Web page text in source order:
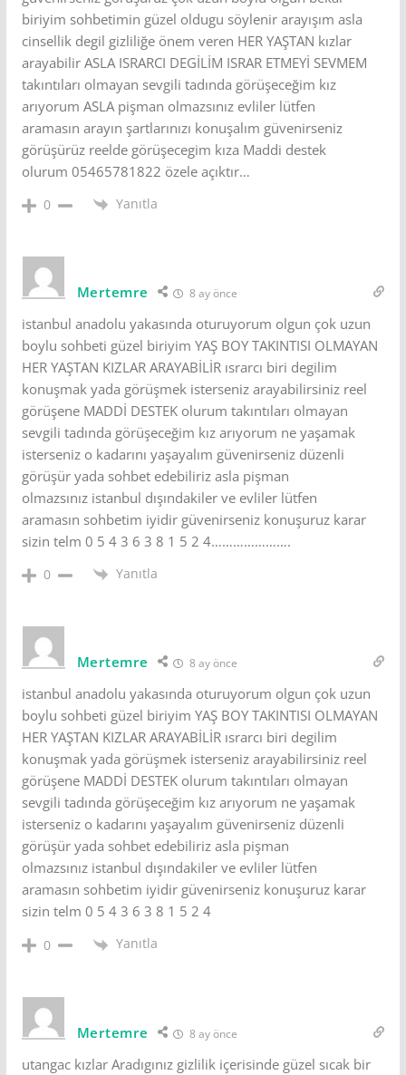
biriyim sohbetimin güzel oldugu söylenir arayışım asla
cinsellik degil gizliliğe önem veren HER YAŞTAN kızlar
arayabilir ASLA ISRARCI DEGİLİM ISRAR ETMEYİ SEVMEM
takıntıları olmayan sevgili tadında görüşeceğim kız
arıyorum ASLA pişman olmazsınız evliler lütfen
aramasın arayın şartlarınızı konuşalım güvenirseniz
görüşürüz reelde görüşecegim kıza Maddi destek
olurum 05465781822 özele açıktır…
0 Yanıtla
Mertemre 8 ay önce
istanbul anadolu yakasında oturuyorum olgun çok uzun
boylu sohbeti güzel biriyim YAŞ BOY TAKINTISI OLMAYAN
HER YAŞTAN KIZLAR ARAYABİLİR ısrarcı biri degilim
konuşmak yada görüşmek isterseniz arayabilirsiniz reel
görüşene MADDİ DESTEK olurum takıntıları olmayan
sevgili tadında görüşeceğim kız arıyorum ne yaşamak
isterseniz o kadarını yaşayalım güvenirseniz düzenli
görüşür yada sohbet edebiliriz asla pişman
olmazsınız istanbul dışındakiler ve evliler lütfen
aramasın sohbetim iyidir güvenirseniz konuşuruz karar
sizin telm 0 5 4 3 6 3 8 1 5 2 4………………….
0 Yanıtla
Mertemre 8 ay önce
istanbul anadolu yakasında oturuyorum olgun çok uzun
boylu sohbeti güzel biriyim YAŞ BOY TAKINTISI OLMAYAN
HER YAŞTAN KIZLAR ARAYABİLİR ısrarcı biri degilim
konuşmak yada görüşmek isterseniz arayabilirsiniz reel
görüşene MADDİ DESTEK olurum takıntıları olmayan
sevgili tadında görüşeceğim kız arıyorum ne yaşamak
isterseniz o kadarını yaşayalım güvenirseniz düzenli
görüşür yada sohbet edebiliriz asla pişman
olmazsınız istanbul dışındakiler ve evliler lütfen
aramasın sohbetim iyidir güvenirseniz konuşuruz karar
sizin telm 0 5 4 3 6 3 8 1 5 2 4
0 Yanıtla
Mertemre 8 ay önce
utangac kızlar Aradıgınız gizlilik içerisinde güzel sıcak bir